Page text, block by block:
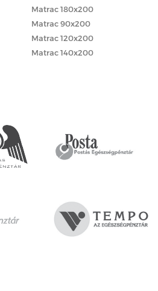
Matrac 180x200
Matrac 90x200
Matrac 120x200
Matrac 140x200